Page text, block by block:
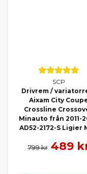
SCP
Drivrem /
Aixam City
Crossline
Minauto från 2011-
AD52-2172-S Ligier
799 kr 489